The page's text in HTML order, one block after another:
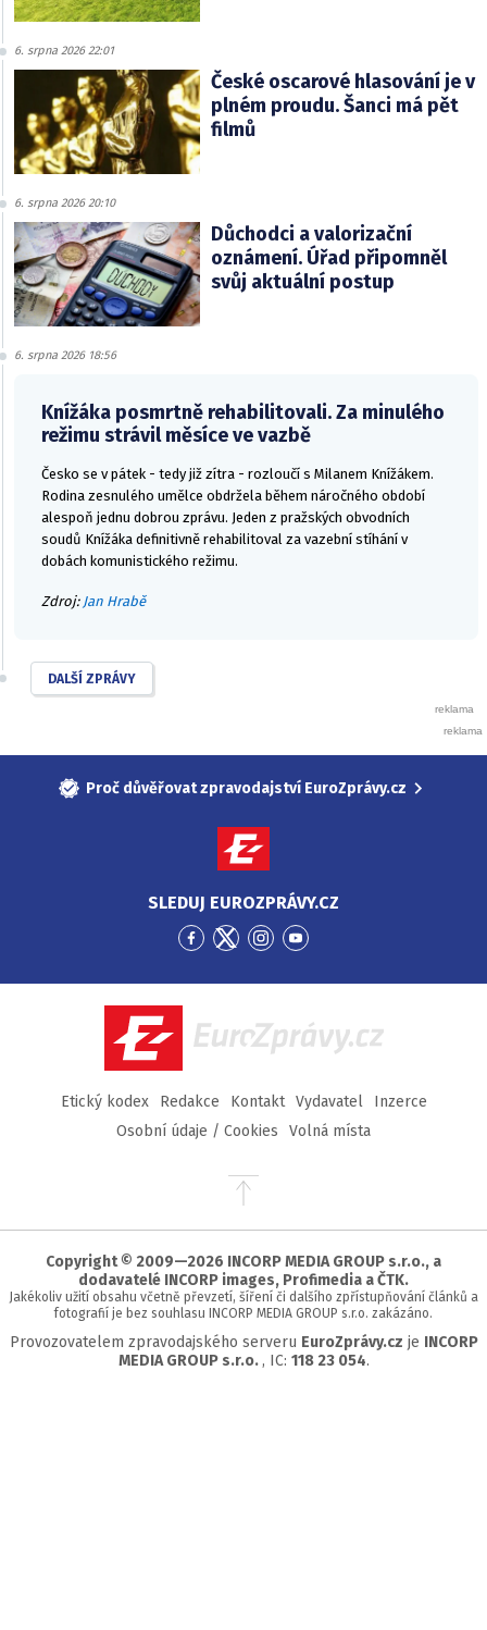
6. srpna 2026 22:01
České oscarové hlasování je v
plném proudu. Šanci má pět
filmů
6. srpna 2026 20:10
Důchodci a valorizační
oznámení. Úřad připomněl
svůj aktuální postup
6. srpna 2026 18:56
Knížáka posmrtně rehabilitovali. Za minulého
režimu strávil měsíce ve vazbě
Česko se v pátek - tedy již zítra - rozloučí s Milanem Knížákem.
Rodina zesnulého umělce obdržela během náročného období
alespoň jednu dobrou zprávu. Jeden z pražských obvodních
soudů Knížáka definitivně rehabilitoval za vazební stíhání v
dobách komunistického režimu.
Zdroj: Jan Hrabě
DALŠÍ ZPRÁVY
Proč důvěřovat zpravodajství EuroZprávy.cz
SLEDUJ EUROZPRÁVY.CZ
Přejít
Facebook
Přejít
Twitter
Přejít
Instagram
Přejít
YouTube
EuroZprávy.cz
Etický kodex Redakce Kontakt Vydavatel
Inzerce
Osobní údaje / Cookies
Volná místa
Přejít
stránky
Copyright © 2009—2026 INCORP MEDIA GROUP s.r.o., a
dodavatelé INCORP images, Profimedia a ČTK.
Jakékoliv užití obsahu včetně převzetí, šíření či dalšího zpřístupňování článků a
fotografií je bez souhlasu INCORP MEDIA GROUP s.r.o. zakázáno.
Provozovatelem zpravodajského serveru EuroZprávy.cz je INCORP
MEDIA GROUP s.r.o. , IC: 118 23 054.